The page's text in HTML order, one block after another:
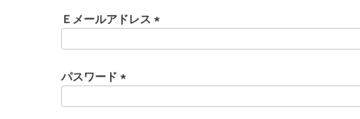
須
)
Ｅメールアドレス
)
パスワード